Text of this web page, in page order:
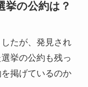
挙の公約は？
たが、発見され
挙の公約も残っ
掲げているのか